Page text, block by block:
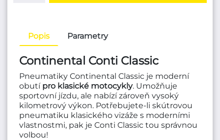
Popis Parametry
Continental Conti Classic
Pneumatiky Continental Classic je moderní
obutípro klasické motocykly. Umožňuje
sportovní jízdu, ale nabízí zároveň vysoký
kilometrový výkon. Potřebujete-li skútrovou
pneumatiku klasického vizáže s moderními
vlastnostmi, pak je Conti Classic tou správnou
volbou!